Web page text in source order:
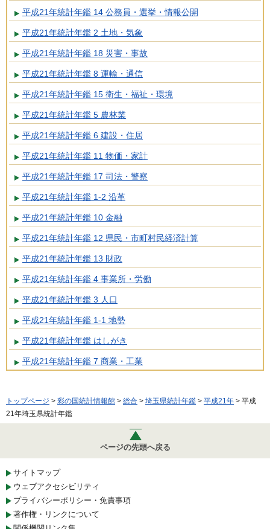
平成21年統計年鑑 14 公務員・選挙・情報公開
平成21年統計年鑑 2 土地・気象
平成21年統計年鑑 18 災害・事故
平成21年統計年鑑 8 運輸・通信
平成21年統計年鑑 15 衛生・福祉・環境
平成21年統計年鑑 5 農林業
平成21年統計年鑑 6 建設・住居
平成21年統計年鑑 11 物価・家計
平成21年統計年鑑 17 司法・警察
平成21年統計年鑑 1-2 沿革
平成21年統計年鑑 10 金融
平成21年統計年鑑 12 県民・市町村民経済計算
平成21年統計年鑑 13 財政
平成21年統計年鑑 4 事業所・労働
平成21年統計年鑑 3 人口
平成21年統計年鑑 1-1 地勢
平成21年統計年鑑 はしがき
平成21年統計年鑑 7 商業・工業
トップページ > 彩の国統計情報館 > 総合 > 埼玉県統計年鑑 > 平成21年 > 平成
21年埼玉県統計年鑑
ページの先頭へ戻る
サイトマップ
ウェブアクセシビリティ
プライバシーポリシー・免責事項
著作権・リンクについて